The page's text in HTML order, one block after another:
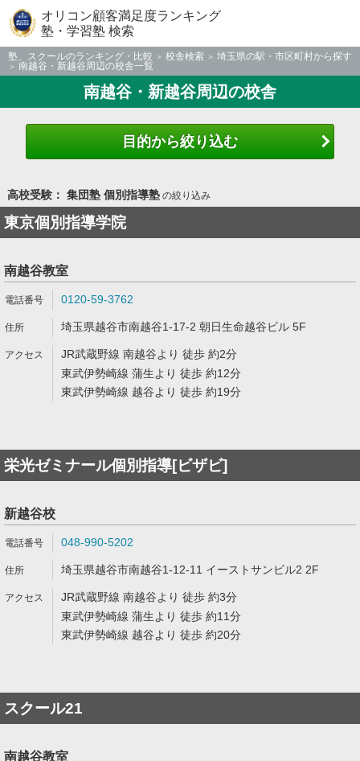
オリコン顧客満足度ランキング
塾・学習塾 検索
塾、スクールのランキング・比較 校舎検索
埼玉県の駅・市区町村から探す
南越谷・新越谷周辺の校舎一覧
南越谷・新越谷周辺の校舎
目的から絞り込む
高校受験： 集団塾 個別指導塾の絞り込み
東京個別指導学院
南越谷教室
0120-59-3762
埼玉県越谷市南越谷1-17-2 朝日生命越谷ビル 5F
JR武蔵野線 南越谷より 徒歩 約2分
東武伊勢崎線 蒲生より 徒歩 約12分
東武伊勢崎線 越谷より 徒歩 約19分
栄光ゼミナール個別指導[ビザビ]
新越谷校
048-990-5202
埼玉県越谷市南越谷1-12-11 イーストサンビル2 2F
JR武蔵野線 南越谷より 徒歩 約3分
東武伊勢崎線 蒲生より 徒歩 約11分
東武伊勢崎線 越谷より 徒歩 約20分
スクール21
南越谷教室